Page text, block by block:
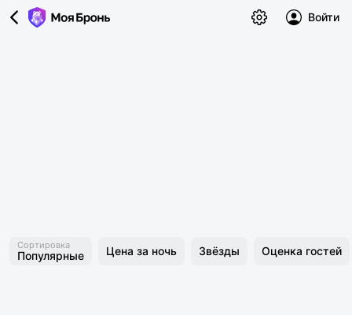
Войти
Сортировка
Популярные Цена за ночь Звёзды Оценка гостей